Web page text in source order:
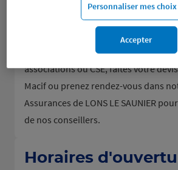
prévoyance (assurance décès,
accidents de la vie) ou encore pour
(assurance-vie, PER...). Particuliers
associations ou CSE, faites votre
Macif ou prenez rendez-vous dans
Assurances de LONS LE SAUNIER
de nos conseillers.
Horaires
Personnaliser mes choix
Accepter